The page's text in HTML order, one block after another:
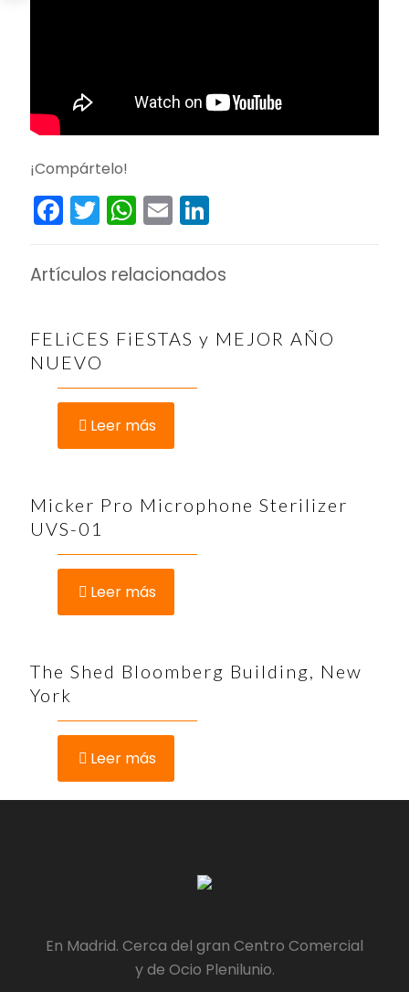
¡Compártelo!
Facebook
Twitter
WhatsApp
Email
Artículos relacionados
FELiCES FiESTAS y MEJOR AÑO
NUEVO
Leer más
Micker Pro Microphone Sterilizer
UVS-01
Leer más
The Shed Bloomberg Building, New
York
Leer más
En Madrid. Cerca del gran Centro Comercial
y de Ocio Plenilunio.